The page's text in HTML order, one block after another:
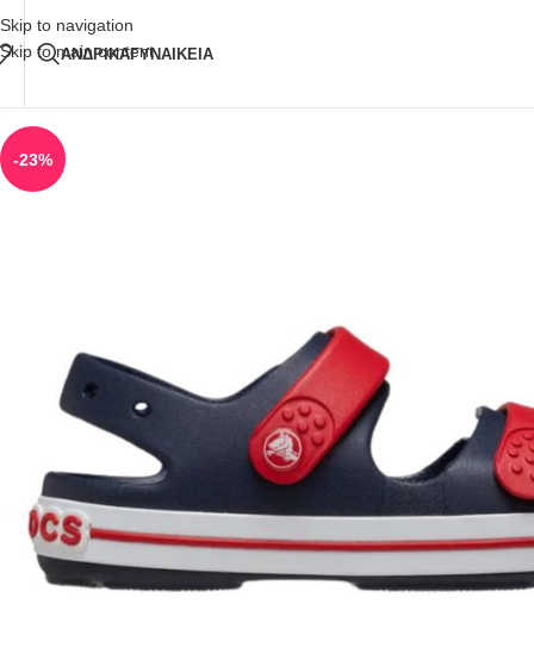
Skip to navigation
Skip to main content
Δωρεάν Μεταφορικά
ΑΝΔΡΙΚΑΓΥΝΑΙΚΕΙΑ
-23%